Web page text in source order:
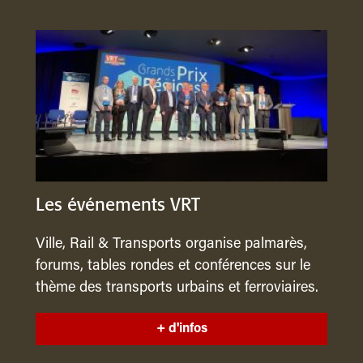
Les événements VRT
Ville, Rail & Transports organise palmarès,
forums, tables rondes et conférences sur le
thème des transports urbains et ferroviaires.
+ d'infos